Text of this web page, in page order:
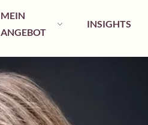
MEIN
ANGEBOT
INSIGHTS